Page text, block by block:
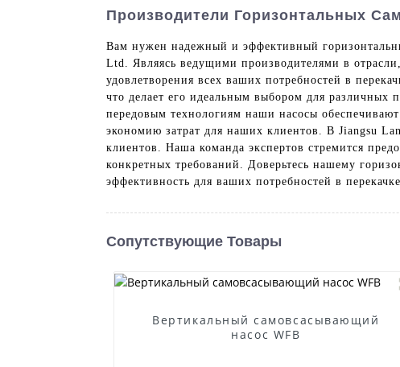
Производители Горизонтальных
Вам нужен надежный и эффективный
Ltd. Являясь ведущими производителями в
удовлетворения всех ваших потребностей в
что делает его идеальным выбором для
передовым технологиям наши насосы
экономию затрат для наших клиентов. В Jiangsu
клиентов. Наша команда экспертов стремится
конкретных требований. Доверьтесь нашему
эффективность для ваших потребностей в
Сопутствующие Товары
Вертикальный самовсасывающий
насос WFB